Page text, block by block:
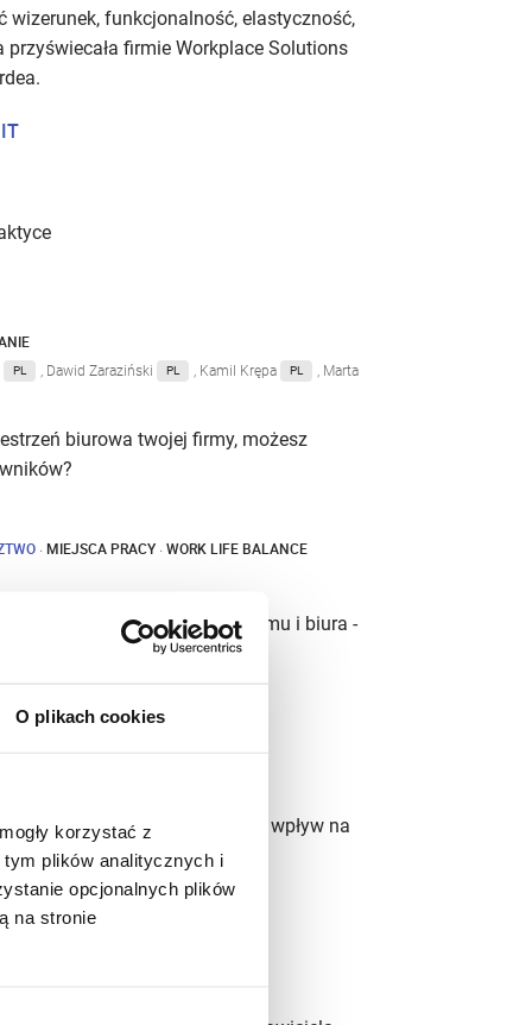
O plikach cookies
korzystać z
plików analitycznych i
opcjonalnych plików
na stronie
wizerunek, funkcjonalność, elastyczność,
firmie Workplace Solutions
PL , Dawid Zaraziński PL , Kamil Krępa PL
, Marta
biurowa twojej firmy, możesz
·MIEJSCA PRACY ·WORK LIFE BALANCE
na pozór dalekich - domu i biura -
swojej historii
biznesową, która ma realny wpływ na